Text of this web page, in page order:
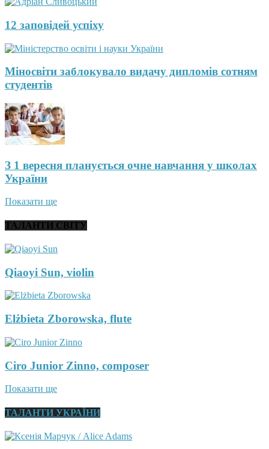
12 заповідей успіху
Міносвіти заблокувало видачу дипломів сотням
студентів
З 1 вересня планується очне навчання у школах
України
Показати ще
ТАЛАНТИ СВІТУ
Qiaoyi Sun, violin
Elżbieta Zborowska, flute
Ciro Junior Zinno, composer
Показати ще
ТАЛАНТИ УКРАЇНИ